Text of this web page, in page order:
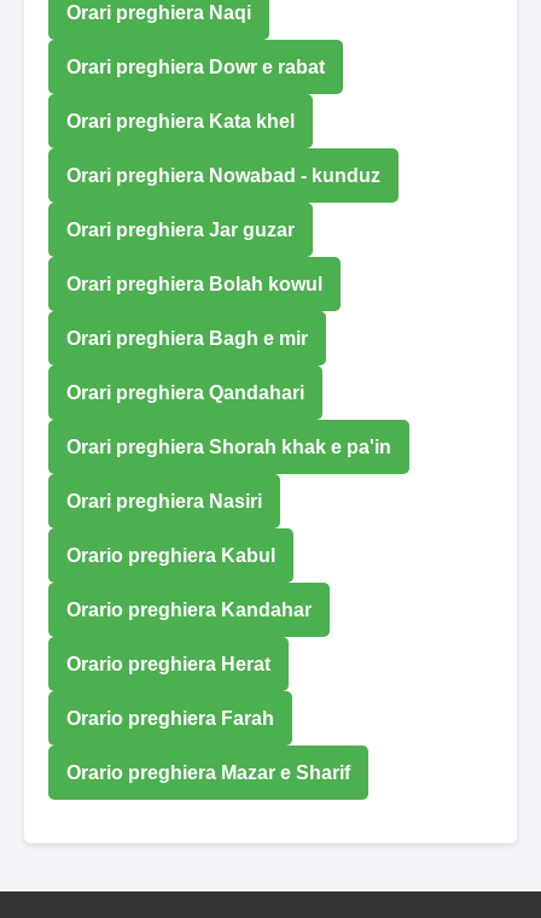
Orari preghiera Naqi
Orari preghiera Dowr e rabat
Orari preghiera Kata khel
Orari preghiera Nowabad - kunduz
Orari preghiera Jar guzar
Orari preghiera Bolah kowul
Orari preghiera Bagh e mir
Orari preghiera Qandahari
Orari preghiera Shorah khak e pa'in
Orari preghiera Nasiri
Orario preghiera Kabul
Orario preghiera Kandahar
Orario preghiera Herat
Orario preghiera Farah
Orario preghiera Mazar e Sharif